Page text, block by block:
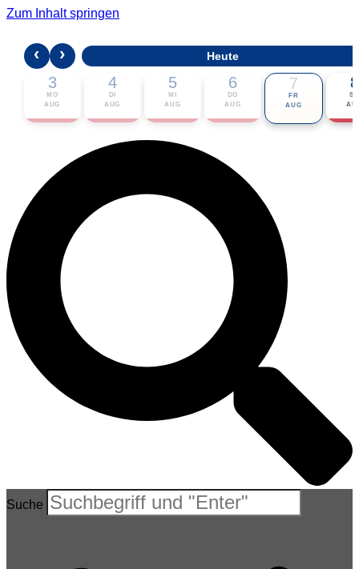
Zum Inhalt springen
🎟 Karten bestellen
‹ › Heute
3
MO
AUG
4
DI
AUG
5
MI
AUG
6
DO
AUG
7
FR
AUG
8
SA
Suche